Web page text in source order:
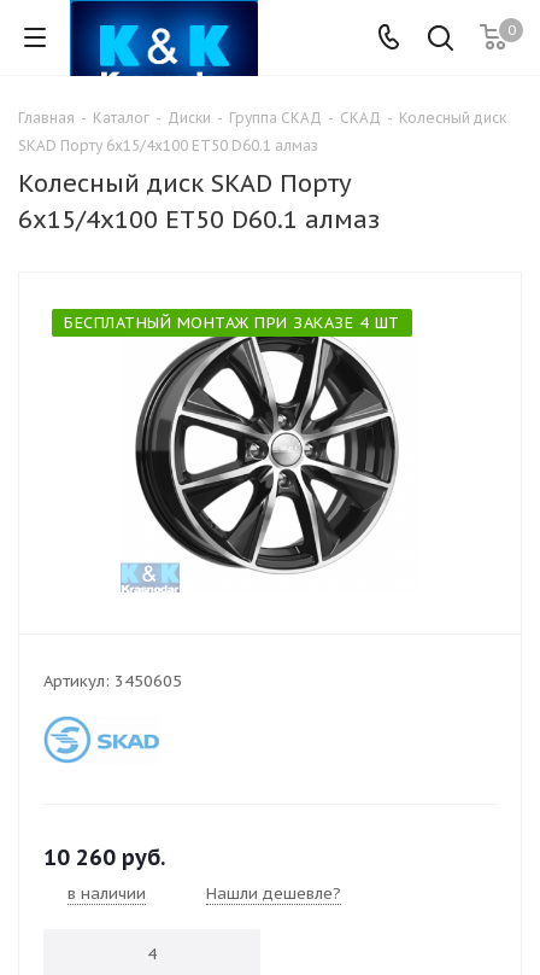
0
Главная - Каталог - Диски - Группа СКАД - СКАД - Колесный диск
SKAD Порту 6x15/4x100 ET50 D60.1 алмаз
Колесный диск SKAD Порту
6x15/4x100 ET50 D60.1 алмаз
БЕСПЛАТНЫЙ МОНТАЖ ПРИ ЗАКАЗЕ 4 ШТ
Артикул: 3450605
10 260 руб.
в наличии Нашли дешевле?